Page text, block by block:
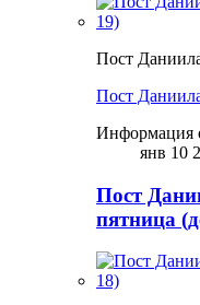
Пост
Пост
Информация
янв 10
Пост
пятница